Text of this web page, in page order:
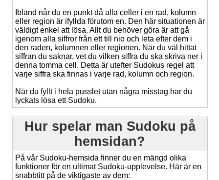
Ibland når du en punkt då alla celler i en rad, kolumn
eller region är ifyllda förutom en. Den här situationen är
väldigt enkel att lösa. Allt du behöver göra är att gå
igenom alla siffror från ett till nio och leta efter dem i
den raden, kolumnen eller regionen. När du väl hittat
siffran du saknar, vet du vilken siffra du ska skriva ner i
denna tomma cell. Detta är utefter Sudokus regel att
varje siffra ska finnas i varje rad, kolumn och region.
När du fyllt i hela pusslet utan några misstag har du
lyckats lösa ett Sudoku.
Hur spelar man Sudoku på
hemsidan?
På vår Sudoku-hemsida finner du en mängd olika
funktioner för en ultimat Sudoku-upplevelse. Här är en
snabbtitt på de viktigaste av dem: